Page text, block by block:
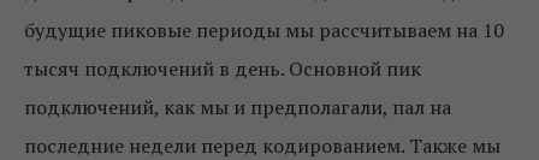
будущие пиковые периоды мы рассчитываем на 10
тысяч подключений в день. Основной пик
подключений, как мы и предполагали, пал на
последние недели перед кодированием. Также мы